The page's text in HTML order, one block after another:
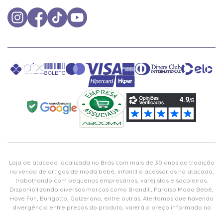
Loja de atacado localizada no Brás com mais de 30 anos de tradição
na venda de artigos de moda bebê, infantil e acessórios no atacado,
trabalhando com pequenos empresários, varejistas e sacoleiras.
Disponibilizando diversas marcas como Brandili, Paraíso Moda Bebê,
Have Fun, Burigotto, Galzerano, entre outras. Alertamos que havendo
divergência entre preços do produto, valerá o preço informado no